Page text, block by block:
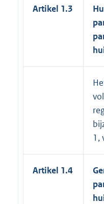
Artikel 1.3
1,
Artikel 1.4